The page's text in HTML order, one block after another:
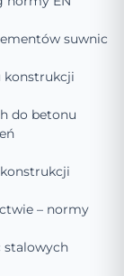
suwnic
konstrukcji
do betonu
– normy
stalowych